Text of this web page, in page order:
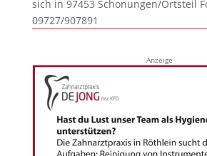
sich in 97453 Schonungen/Ortsteil
09727/907891
Anzeige